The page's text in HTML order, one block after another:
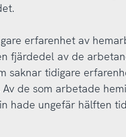
erfarenhet av
fjärdedel av de
saknar tidigare
de som arbetade
hade ungefär hälften